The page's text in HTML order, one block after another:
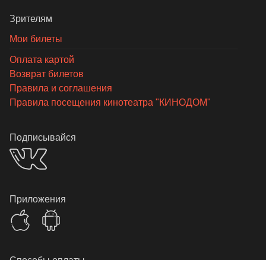
Зрителям
Мои билеты
Оплата картой
Возврат билетов
Правила и соглашения
Правила посещения кинотеатра "КИНОДОМ"
Подписывайся
Приложения